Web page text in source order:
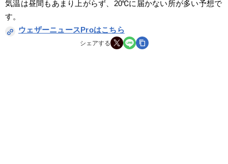
気温は昼間もあまり上がらず、20℃に届かない所が多い予想で
す。
ウェザーニュースProはこちら
シェアする